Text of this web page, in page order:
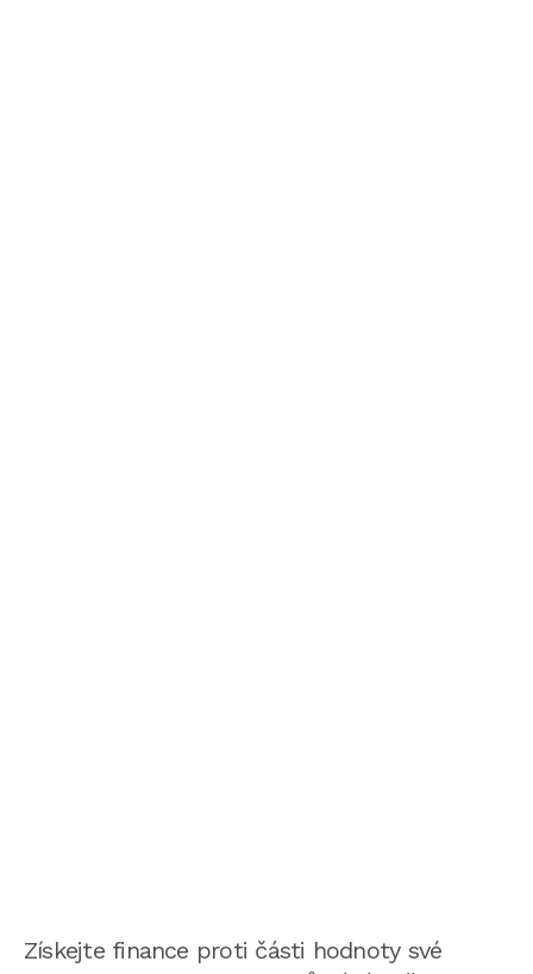
Získejte finance proti části hodnoty své